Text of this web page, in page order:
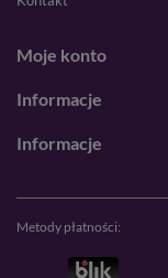
Moje konto
Informacje
Informacje
Metody płatności: